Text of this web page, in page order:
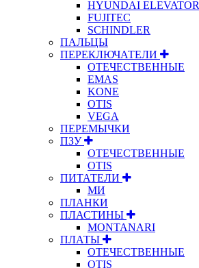
HYUNDAI ELEVATOR
FUJITEC
SCHINDLER
ПАЛЬЦЫ
ПЕРЕКЛЮЧАТЕЛИ
ОТЕЧЕСТВЕННЫЕ
EMAS
KONE
OTIS
VEGA
ПЕРЕМЫЧКИ
ПЗУ
ОТЕЧЕСТВЕННЫЕ
OTIS
ПИТАТЕЛИ
МИ
ПЛАНКИ
ПЛАСТИНЫ
MONTANARI
ПЛАТЫ
ОТЕЧЕСТВЕННЫЕ
OTIS